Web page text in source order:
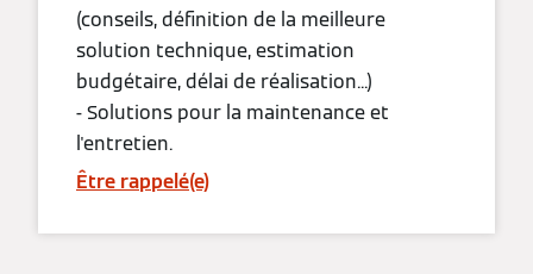
(conseils, définition de la meilleure
solution technique, estimation
budgétaire, délai de réalisation...)
- Solutions pour la maintenance et
l'entretien.
Être rappelé(e)